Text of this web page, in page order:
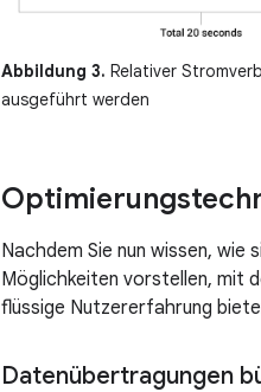
Abbildung 3. Relativer
ausgeführt werden
Nachdem Sie nun wissen,
Möglichkeiten vorstellen, mit
flüssige Nutzererfahrung
Datenübertragungen